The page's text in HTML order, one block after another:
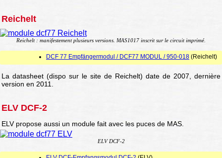
Reichelt
Reichelt : manifestement plusieurs versions. MAS1017 inscrit sur le circuit imprimé.
DCF 77 Empfängermodul / DCF77 MODUL / 950-018 (Reichelt)
La datasheet (dispo sur le site de Reichelt) date de 2007, dernière
version en 2011.
ELV DCF-2
ELV propose aussi un module fait avec les puces de MAS.
ELV DCF-2